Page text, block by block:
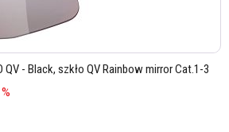
QV - Black, szkło QV Rainbow mirror Cat.1-3